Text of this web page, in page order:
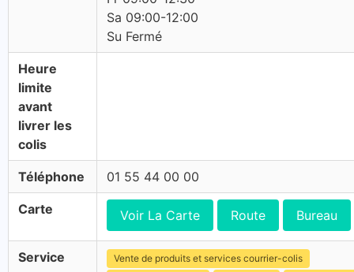
Sa 09:00-12:00
Su Fermé
Heure
limite
avant
livrer les
colis
Téléphone 01 55 44 00 00
Carte Voir La Carte Route Bureau
Service
Vente de produits et services courrier-colis